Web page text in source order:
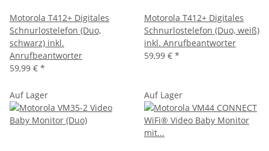
Motorola T412+ Digitales
Schnurlostelefon (Duo,
schwarz) inkl.
Anrufbeantworter
59,99 € *
Motorola T412+ Digitales
Schnurlostelefon (Duo, weiß)
inkl. Anrufbeantworter
59,99 € *
Auf Lager Auf Lager